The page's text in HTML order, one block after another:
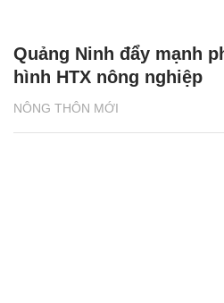
NÔNG THÔN MỚI
Quảng Ninh đẩy mạnh
hình HTX nông nghiệp